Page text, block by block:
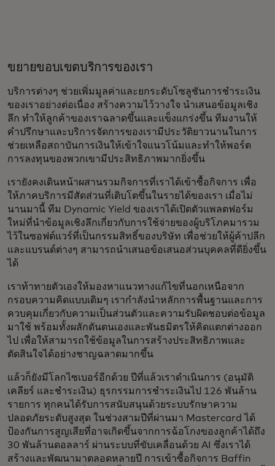
ขยายขอบเขตบริการของเรา
บริการต่างๆ ช่วยเพิ่มมูลค่าและยกระดับโซลูชันการชำระเงิน
ของเราอย่างต่อเนื่อง สร้างความไว้วางใจ นำเสนอข้อมูลเชิง
ลึก ทำให้ลูกค้าของเราฉลาดขึ้นและแข็งแกร่งขึ้น ทีมงานให้
คำปรึกษาและบริการจัดการของเรามีประวัติยาวนานในการ
ช่วยเหลือสถาบันการเงินให้เข้าใจแนวโน้มและทำให้พอร์ต
การลงทุนของพวกเขามีประสิทธิภาพมากยิ่งขึ้น
เรายังคงเดินหน้าผสานรวมกิจการที่เราได้เข้าซื้อกิจการ เพื่อ
ให้ภาคบริการมีสัดส่วนที่เติบโตขึ้นในรายได้ของเรา เมื่อไม่
นานมานี้ ทีม Dynamic Yield ของเราได้เปิดตัวแพลตฟอร์ม
ใหม่ที่นำข้อมูลเชิงลึกเกี่ยวกับการใช้จ่ายของผู้บริโภคมารวม
ไว้ในซอฟต์แวร์ที่เป็นกรรมสิทธิ์ของบริษัท เพื่อช่วยให้ผู้ค้าปลีก
และแบรนด์ต่างๆ สามารถนำเสนอข้อเสนอส่วนบุคคลที่ดียิ่งขึ้น
ได้
เราท้าทายตัวเองให้มองหาแนวทางแก้ไขที่นอกเหนือจาก
กรอบความคิดแบบเดิมๆ เรากำลังนำหลักการพื้นฐานและการ
ควบคุมเกี่ยวกับความเป็นส่วนตัวและความรับผิดชอบต่อข้อมูล
มาใช้ พร้อมทั้งผลักดันตนเองและพันธมิตรให้คิดแตกต่างออก
ไป เพื่อให้สามารถใช้ข้อมูลในการสร้างประสิทธิภาพและ
ตัดสินใจได้อย่างชาญฉลาดมากขึ้น
แล้วก็ยังมีโลกไซเบอร์อีกด้วย ปีที่แล้วเราดำเนินการ (อนุมัติ
เคลียร์ และชำระเงิน) ธุรกรรมการชำระเงินไป 126 พันล้าน
รายการ ทุกคนได้รับการสนับสนุนด้วยระบบรักษาความ
ปลอดภัยระดับสูงสุด ในช่วงสามปีที่ผ่านมา Mastercard ได้
ป้องกันการสูญเสียที่อาจเกิดขึ้นจากการฉ้อโกงของลูกค้าได้ถึง
30 พันล้านดอลลาร์ ผ่านระบบที่ขับเคลื่อนด้วย AI ซึ่งเราได้
สร้างและพัฒนามาตลอดหลายปี การเข้าซื้อกิจการ Baffin